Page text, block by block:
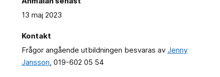
13 maj 2023
Kontakt
Frågor angående utbildningen besvaras av Jenny
Jansson , 019-602 05 54